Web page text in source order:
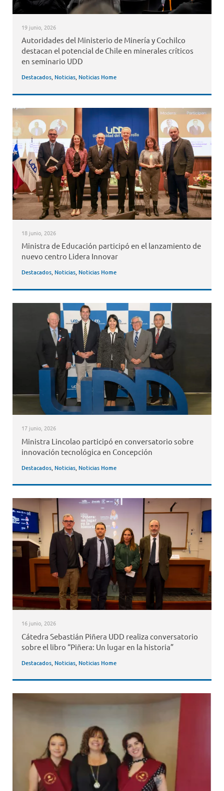
19 junio, 2026
Autoridades del Ministerio de Minería y Cochilco
destacan el potencial de Chile en minerales críticos
en seminario UDD
Destacados, Noticias, Noticias Home
18 junio, 2026
Ministra de Educación participó en el lanzamiento de
nuevo centro Lidera Innovar
Destacados, Noticias, Noticias Home
17 junio, 2026
Ministra Lincolao participó en conversatorio sobre
innovación tecnológica en Concepción
Destacados, Noticias, Noticias Home
16 junio, 2026
Cátedra Sebastián Piñera UDD realiza conversatorio
sobre el libro “Piñera: Un lugar en la historia”
Destacados, Noticias, Noticias Home